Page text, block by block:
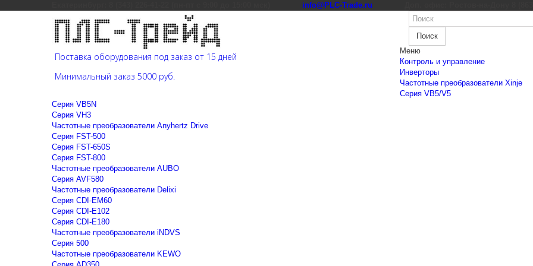
info@PLC-Trade.ru
Поставка оборудования под заказ от 15 дней
Минимальный заказ 5000 руб.
Поиск
Меню
Контроль и управление
Инверторы
Частотные преобразователи Xinje
Cерия VB5/V5
Cерия VB5N
Cерия VH3
Частотные преобразователи Anyhertz Drive
Серия FST-500
Серия FST-650S
Серия FST-800
Частотные преобразователи AUBO
Серия AVF580
Частотные преобразователи Delixi
Серия CDI-EM60
Серия CDI-E102
Серия CDI-E180
Частотные преобразователи iNDVS
Серия 500
Частотные преобразователи KEWO